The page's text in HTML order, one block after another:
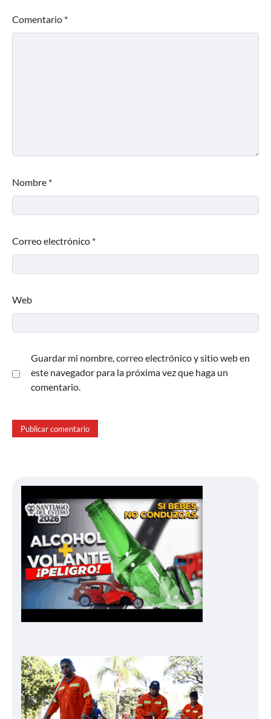
Comentario *
Nombre *
Correo electrónico *
Web
Guardar mi nombre, correo electrónico y sitio web en
este navegador para la próxima vez que haga un
comentario.